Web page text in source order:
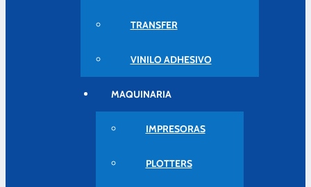
TRANSFER
VINILO ADHESIVO
MAQUINARIA
IMPRESORAS
PLOTTERS